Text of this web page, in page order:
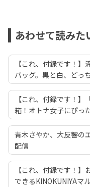
あわせて読みた
【これ、付録です！
バッグ。黒と白、どっ
【これ、付録です！】
箱！オトナ女子にぴっ
青木さやか、大反響
配信
【これ、付録です！
できるKINOKUNIYAマ